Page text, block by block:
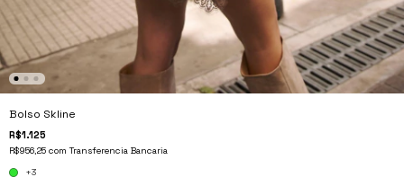
Bolso Skline
R$1.125
R$956,25 com Transferencia Bancaria
+3